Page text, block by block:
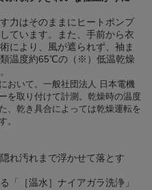
力はそのままにヒートポンプ
ています。また、手前から衣
により、風が遮られず、袖ま
温度約65℃の（※）低温乾燥
いて。一般社団法人 日本電機
を取り付けて計測。乾燥時の温度
、乾き具合によっては乾燥運転を
。
れ汚れまで浮かせて落とす
「［温水］ナイアガラ洗浄」